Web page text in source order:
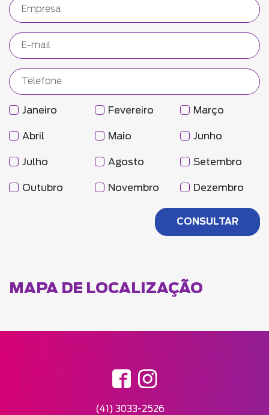
Janeiro Fevereiro Março
Abril Maio Junho
Julho Agosto Setembro
Outubro Novembro Dezembro
MAPA DE LOCALIZAÇÃO
(41) 3033-2526